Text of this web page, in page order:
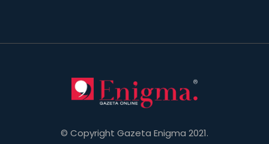
© Copyright Gazeta Enigma 2021.